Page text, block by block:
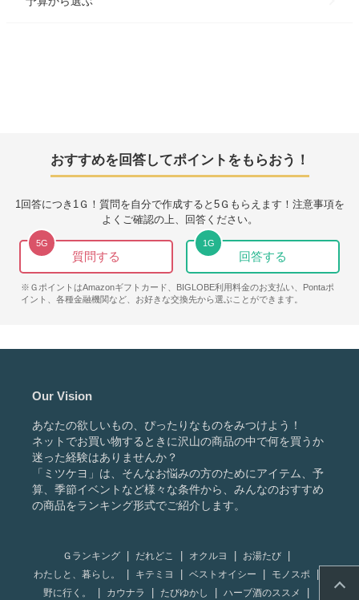
おすすめを回答してポイントをもらおう！
1回答につき 1Ｇ ！質問を自分で作成すると 5Ｇ もらえます！注意事項を
よくご確認の上、回答ください。
5G
質問する
1G
回答する
※ＧポイントはAmazonギフトカード、BIGLOBE利用料金のお支払い、Pontaポ
イント、各種金融機関など、お好きな交換先から選ぶことができます。
Our Vision
あなたの欲しいもの、ぴったりなものをみつけよう！
ネットでお買い物するときに沢山の商品の中で何を買うか
迷った経験はありませんか？
「ミツケヨ」は、そんなお悩みの方のためにアイテム、予
算、季節イベントなど様々な条件から、みんなのおすすめ
の商品をランキング形式でご紹介します。
Ｇランキング だれどこ オクルヨ
お湯たび
わたしと、暮らし。
キテミヨ ベストオイシー
モノスポ
野に行く。
カウナラ たびゆかし ハーブ酒のススメ